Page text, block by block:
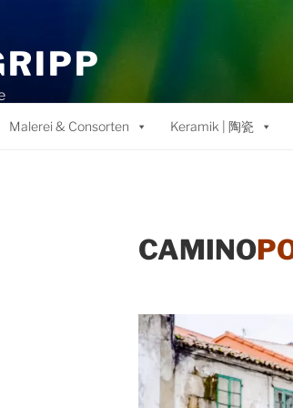
Malerei & Consorten Keramik | 陶瓷
CAMINO